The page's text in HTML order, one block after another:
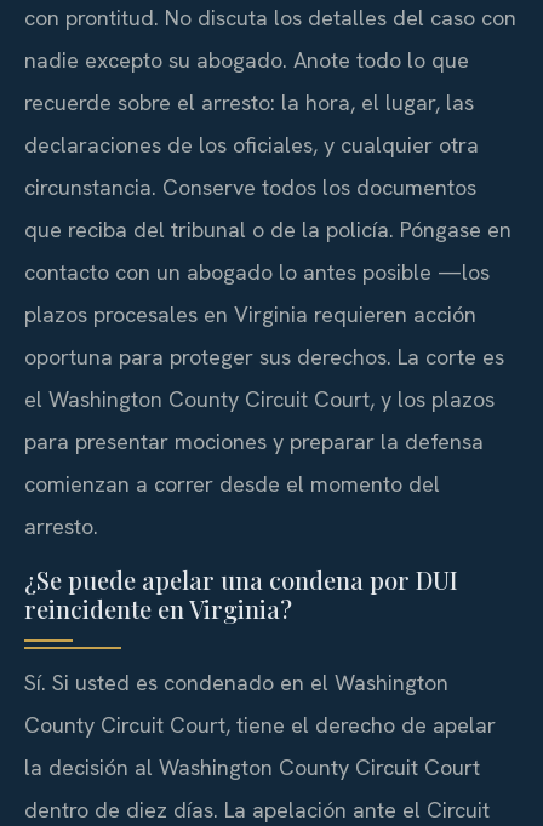
con prontitud. No discuta los detalles del caso con
nadie excepto su abogado. Anote todo lo que
recuerde sobre el arresto: la hora, el lugar, las
declaraciones de los oficiales, y cualquier otra
circunstancia. Conserve todos los documentos
que reciba del tribunal o de la policía. Póngase en
contacto con un abogado lo antes posible —los
plazos procesales en Virginia requieren acción
oportuna para proteger sus derechos. La corte es
el Washington County Circuit Court, y los plazos
para presentar mociones y preparar la defensa
comienzan a correr desde el momento del
arresto.
¿Se puede apelar una condena por DUI
reincidente en Virginia?
Sí. Si usted es condenado en el Washington
County Circuit Court, tiene el derecho de apelar
la decisión al Washington County Circuit Court
dentro de diez días. La apelación ante el Circuit